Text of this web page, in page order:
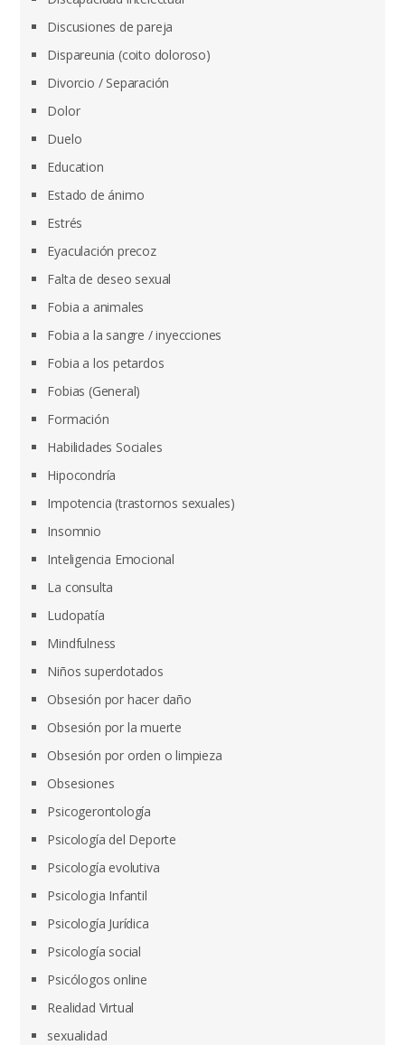
Discusiones de pareja
Dispareunia (coito doloroso)
Divorcio / Separación
Dolor
Duelo
Education
Estado de ánimo
Estrés
Eyaculación precoz
Falta de deseo sexual
Fobia a animales
Fobia a la sangre / inyecciones
Fobia a los petardos
Fobias (General)
Formación
Habilidades Sociales
Hipocondría
Impotencia (trastornos sexuales)
Insomnio
Inteligencia Emocional
La consulta
Ludopatía
Mindfulness
Niños superdotados
Obsesión por hacer daño
Obsesión por la muerte
Obsesión por orden o limpieza
Obsesiones
Psicogerontología
Psicología del Deporte
Psicología evolutiva
Psicologia Infantil
Psicología Jurídica
Psicología social
Psicólogos online
Realidad Virtual
sexualidad